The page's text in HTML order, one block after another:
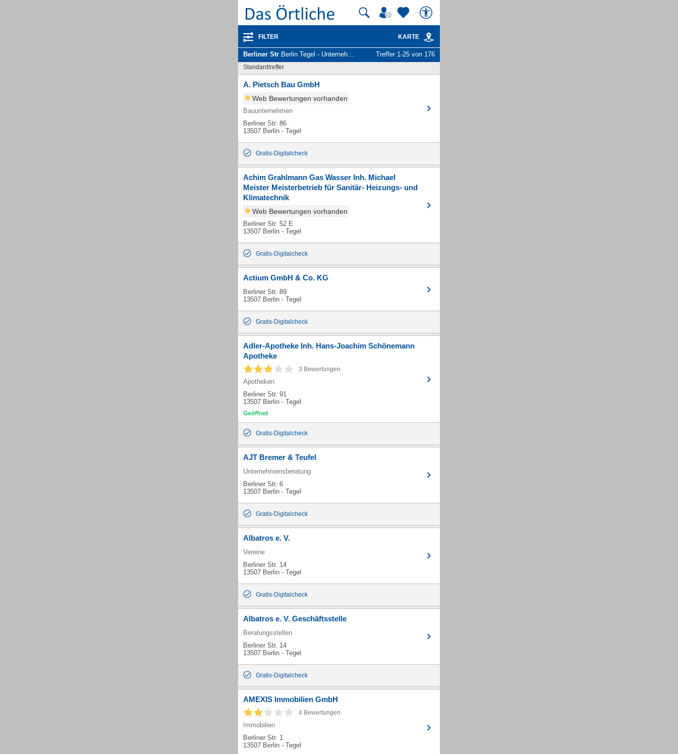
FILTER KARTE
Berliner Str Berlin Tegel - Unternehmen und Personen Treffer 1-25 von 176
Standardtreffer
A. Pietsch Bau GmbH
Web Bewertungen vorhanden
Bauunternehmen
Berliner Str. 86
13507 Berlin - Tegel
Gratis-Digitalcheck
Achim Grahlmann Gas Wasser Inh. Michael
Meister Meisterbetrieb für Sanitär- Heizungs- und
Klimatechnik
Web Bewertungen vorhanden
Berliner Str. 52 E
13507 Berlin - Tegel
Gratis-Digitalcheck
Actium GmbH & Co. KG
Berliner Str. 89
13507 Berlin - Tegel
Gratis-Digitalcheck
Adler-Apotheke Inh. Hans-Joachim Schönemann
Apotheke
3 Bewertungen
Apotheken
Berliner Str. 91
13507 Berlin - Tegel
Gratis-Digitalcheck
AJT Bremer & Teufel
Unternehmensberatung
Berliner Str. 6
13507 Berlin - Tegel
Gratis-Digitalcheck
Albatros e. V.
Vereine
Berliner Str. 14
13507 Berlin - Tegel
Gratis-Digitalcheck
Albatros e. V. Geschäftsstelle
Beratungsstellen
Berliner Str. 14
13507 Berlin - Tegel
Gratis-Digitalcheck
AMEXIS Immobilien GmbH
4 Bewertungen
Immobilien
Berliner Str. 1
13507 Berlin - Tegel